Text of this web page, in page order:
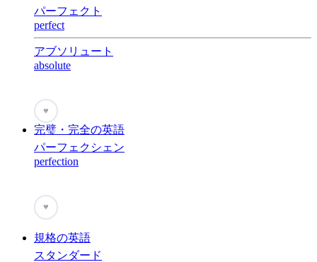
パーフェクト
perfect
アブソリュート
absolute
♥
完璧・完全の英語
パーフェクシェン
perfection
♥
規格の英語
スタンダード